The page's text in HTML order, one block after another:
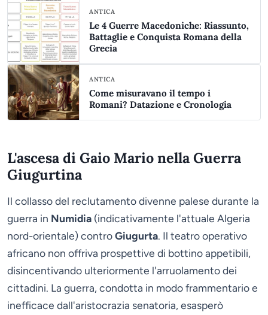
ANTICA
Le 4 Guerre Macedoniche: Riassunto,
Battaglie e Conquista Romana della
Grecia
ANTICA
Come misuravano il tempo i
Romani? Datazione e Cronologia
L'ascesa di Gaio Mario nella Guerra
Giugurtina
Il collasso del reclutamento divenne palese durante la
guerra in Numidia (indicativamente l'attuale Algeria
nord-orientale) controGiugurta. Il teatro operativo
africano non offriva prospettive di bottino appetibili,
disincentivando ulteriormente l'arruolamento dei
cittadini. La guerra, condotta in modo frammentario e
inefficace dall'aristocrazia senatoria, esasperò